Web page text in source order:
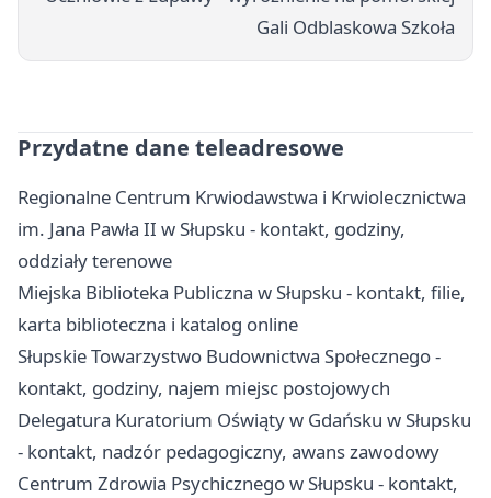
Gali Odblaskowa Szkoła
Przydatne dane teleadresowe
Regionalne Centrum Krwiodawstwa i Krwiolecznictwa
im. Jana Pawła II w Słupsku - kontakt, godziny,
oddziały terenowe
Miejska Biblioteka Publiczna w Słupsku - kontakt, filie,
karta biblioteczna i katalog online
Słupskie Towarzystwo Budownictwa Społecznego -
kontakt, godziny, najem miejsc postojowych
Delegatura Kuratorium Oświąty w Gdańsku w Słupsku
- kontakt, nadzór pedagogiczny, awans zawodowy
Centrum Zdrowia Psychicznego w Słupsku - kontakt,